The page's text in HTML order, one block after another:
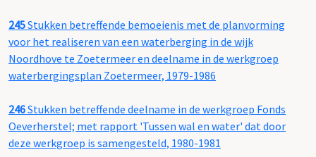
245Stukken betreffende bemoeienis met de planvorming
voor het realiseren van een waterberging in de wijk
Noordhove te Zoetermeer en deelname in de werkgroep
waterbergingsplan Zoetermeer, 1979-1986
246Stukken betreffende deelname in de werkgroep Fonds
Oeverherstel; met rapport 'Tussen wal en water' dat door
deze werkgroep is samengesteld, 1980-1981